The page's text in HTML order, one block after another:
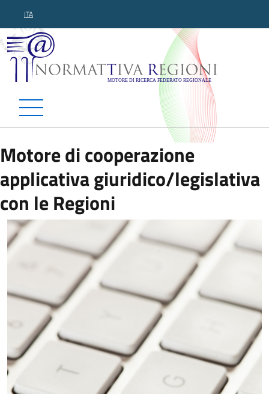
ITA
Normattiva Regioni -
Motore di cooperazione
applicativa giuridico/legislativa
con le Regioni